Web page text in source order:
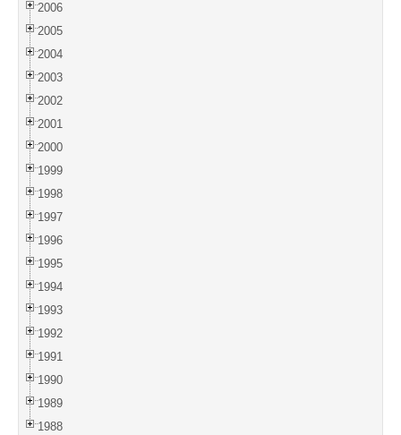
2006
2005
2004
2003
2002
2001
2000
1999
1998
1997
1996
1995
1994
1993
1992
1991
1990
1989
1988